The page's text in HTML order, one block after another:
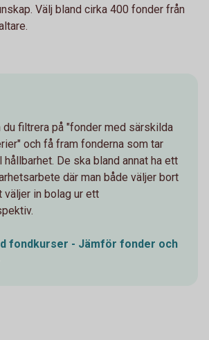
Välj bland cirka 400 fonder från
du filtrera på "fonder med särskilda
och få fram fonderna som tar
De ska bland annat ha ett
där man både väljer bort
väljer in bolag ur ett
fondkurser - Jämför fonder och